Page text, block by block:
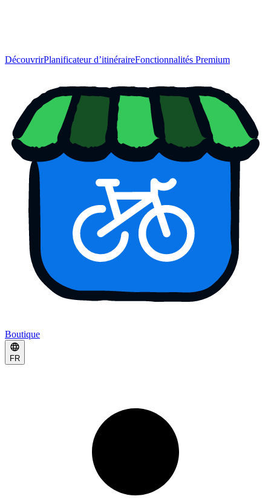
DécouvrirPlanificateur d’itinéraireFonctionnalités Premium
Boutique
FR